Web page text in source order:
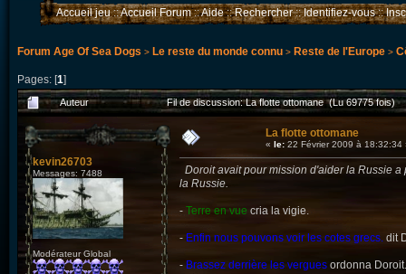
Accueil jeu::Accueil Forum::Aide::Rechercher::Identifiez-vous::
Forum Age Of Sea Dogs > Le reste du monde connu > Reste de l'Europe >
Pages: [1]
Auteur Fil de discussion: La flotte ottomane (Lu 69775 fois)
kevin26703
Messages: 7488
Modérateur Global
La flotte ottomane
« le: 22 Février 2009 à 18:32:34
Doroit avait pour mission d'aider la Russie
la Russie.
- Terre en vue cria la vigie.
- Enfin nous pouvons voir les cotes grecs. dit
- Brassez derrière les vergues ordonna Doroit.